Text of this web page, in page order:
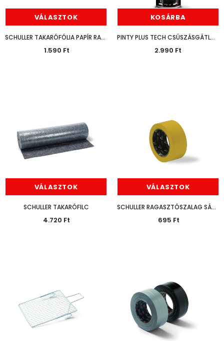
HÉRA BELTÉRI MATT FALFESTÉK FEHÉR 15L
13.630 Ft 10.990 Ft
KOSÁRBA
7.470 Ft 6.190 Ft
KOSÁRBA
VÁLASZTOK
SCHULLER TAKARÓFÓLIA PAPÍR RAGASZTÓSZALAGGAL
1.590 Ft
KOSÁRBA
PINTY PLUS TECH CSÚSZÁSGÁTLÓ SPRAY 400ML
2.990 Ft
VÁLASZTOK
SCHULLER TAKARÓFILC
4.720 Ft
VÁLASZTOK
SCHULLER RAGASZTÓSZALAG SÁRGA ÉPÍTMÉNY
695 Ft